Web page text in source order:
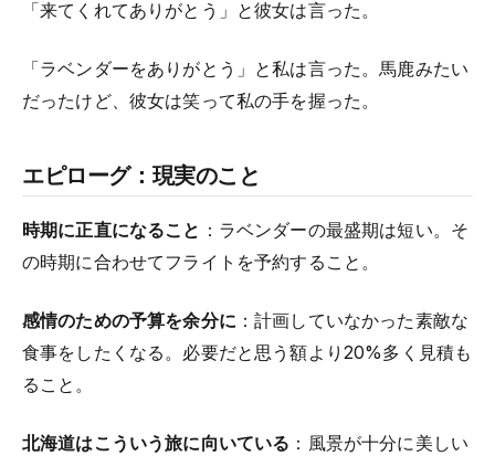
「来てくれてありがとう」と彼女は言った。
「ラベンダーをありがとう」と私は言った。馬鹿みたい
だったけど、彼女は笑って私の手を握った。
エピローグ：現実のこと
時期に正直になること ：ラベンダーの最盛期は短い。そ
の時期に合わせてフライトを予約すること。
感情のための予算を余分に ：計画していなかった素敵な
食事をしたくなる。必要だと思う額より20%多く見積も
ること。
北海道はこういう旅に向いている ：風景が十分に美しい